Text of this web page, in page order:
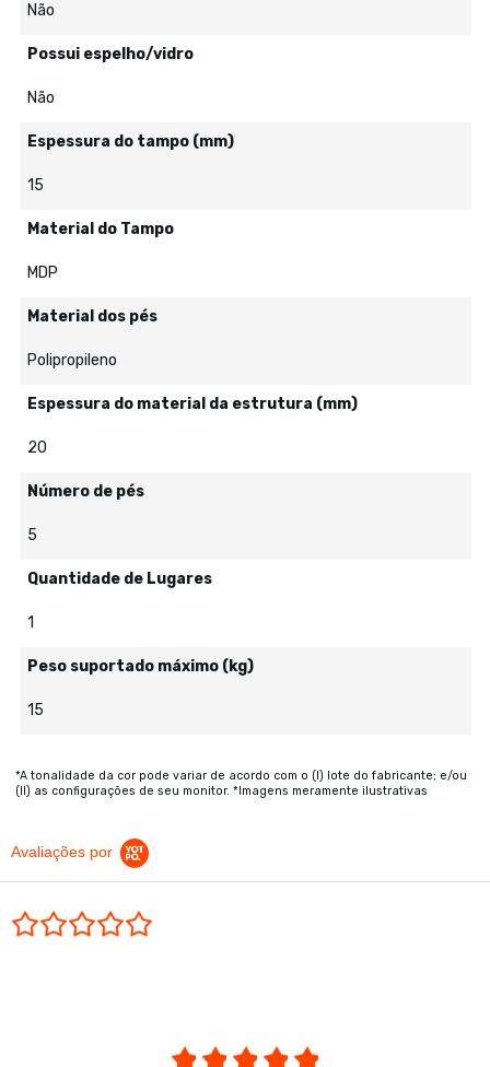
Não
Possui espelho/vidro
Não
Espessura do tampo (mm)
15
Material do Tampo
MDP
Material dos pés
Polipropileno
Espessura do material da estrutura (mm)
20
Número de pés
5
Quantidade de Lugares
1
Peso suportado máximo (kg)
15
*A tonalidade da cor pode variar de acordo com o (I) lote do fabricante; e/ou
(II) as configurações de seu monitor. *Imagens meramente ilustrativas
Avaliações por